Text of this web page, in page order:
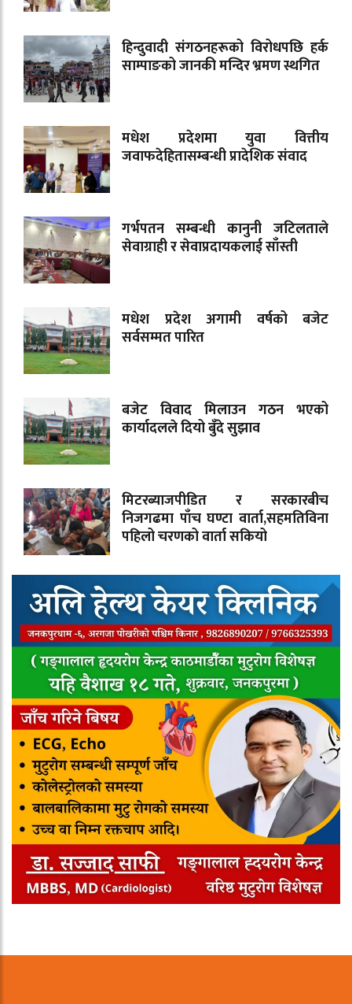
हिन्दुवादी संगठनहरूको विरोधपछि हर्क
साम्पाङको जानकी मन्दिर भ्रमण स्थगित
मधेश प्रदेशमा युवा वित्तीय
जवाफदेहितासम्बन्धी प्रादेशिक संवाद
गर्भपतन सम्बन्धी कानुनी जटिलताले
सेवाग्राही र सेवाप्रदायकलाई साँस्ती
मधेश प्रदेश अगामी वर्षको बजेट
सर्वसम्मत पारित
बजेट विवाद मिलाउन गठन भएको
कार्यादलले दियो बुँदे सुझाव
मिटरब्याजपीडित र सरकारबीच
निजगढमा पाँच घण्टा वार्ता,सहमतिविना
पहिलो चरणको वार्ता सकियो